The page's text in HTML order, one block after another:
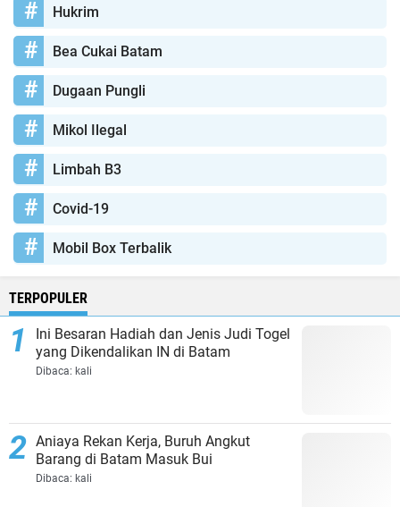
Hukrim
Bea Cukai Batam
Dugaan Pungli
Mikol Ilegal
Limbah B3
Covid-19
Mobil Box Terbalik
TERPOPULER
Ini Besaran Hadiah dan Jenis Judi Togel
yang Dikendalikan IN di Batam
Dibaca: kali
Aniaya Rekan Kerja, Buruh Angkut
Barang di Batam Masuk Bui
Dibaca: kali